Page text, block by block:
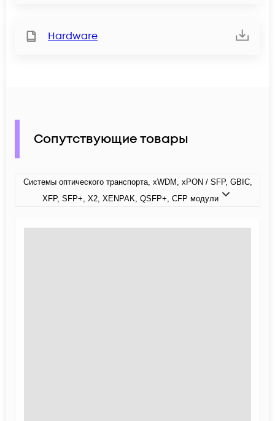
Hardware
Сопутствующие товары
Системы оптического транспорта, xWDM, xPON / SFP, GBIC,
XFP, SFP+, X2, XENPAK, QSFP+, CFP модули